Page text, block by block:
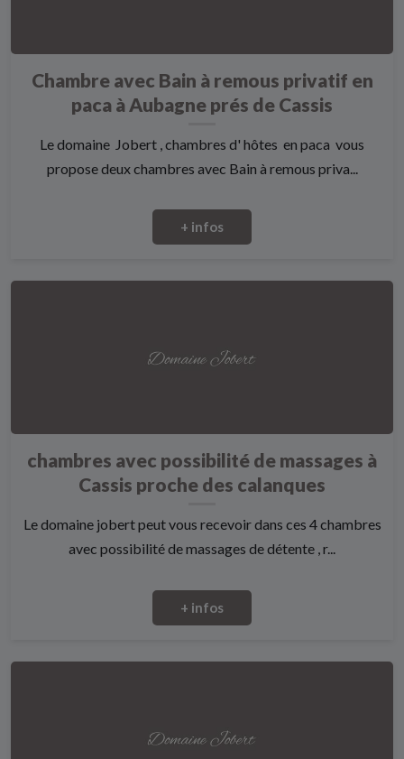
Chambre avec Bain à remous privatif en
paca à Aubagne prés de Cassis
Le domaine Jobert , chambres d' hôtes en paca vous
propose deux chambres avec Bain à remous priva...
+ infos
chambres avec possibilité de massages à
Cassis proche des calanques
Le domaine jobert peut vous recevoir dans ces 4 chambres
avec possibilité de massages de détente , r...
+ infos